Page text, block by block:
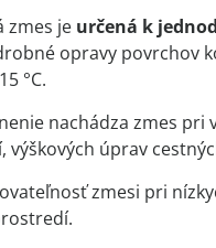
zmes je určená k
opravy povrchov
°C.
nachádza zmes pri
výškových úprav
zmesi pri